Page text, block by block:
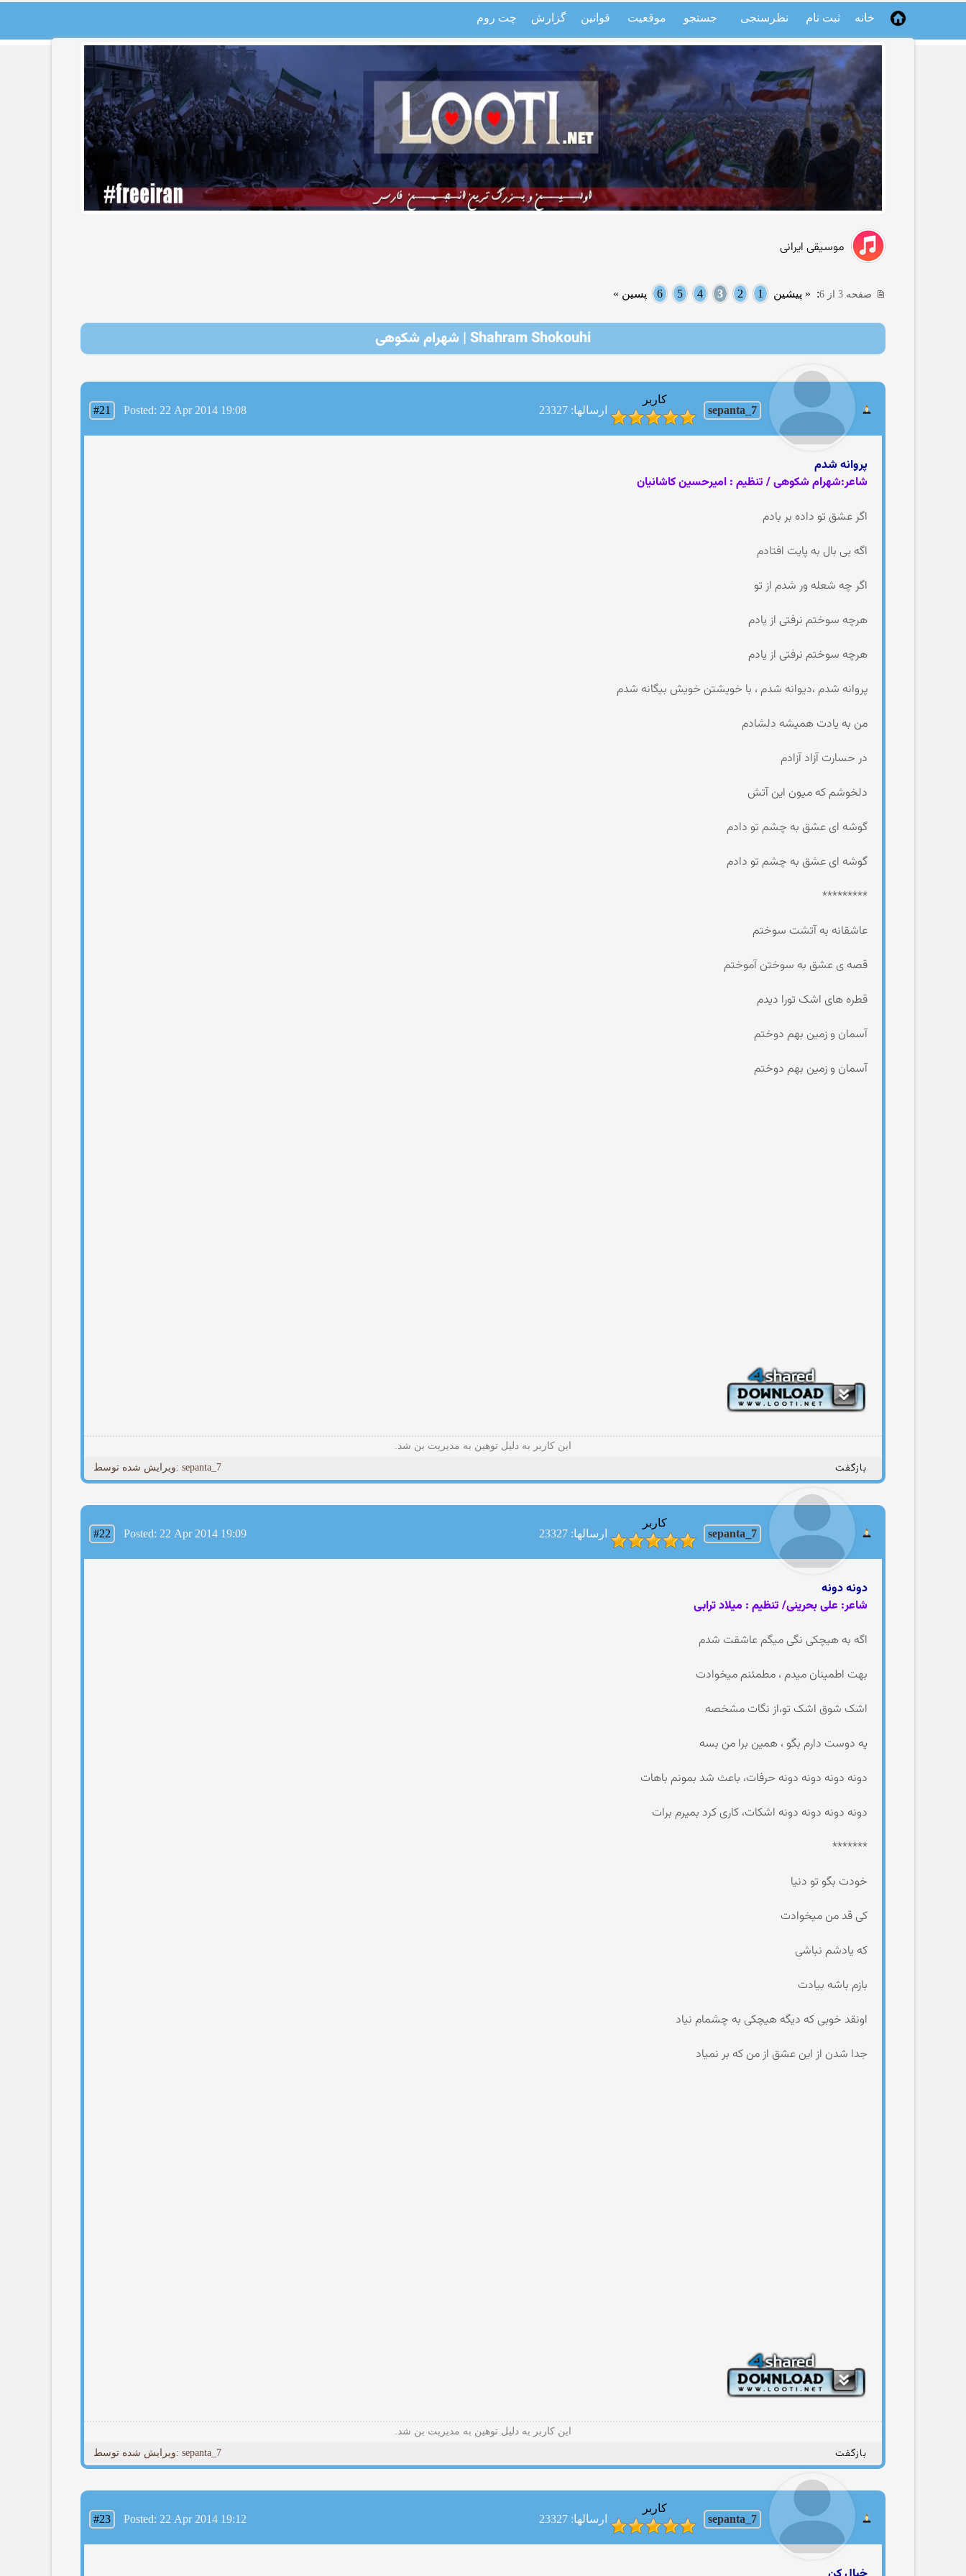
خانه ثبت نام نظرسنجی جستجو موقعیت قوانین گزارش چت روم
موسیقی ایرانی
صفحه 3 از 6 : « پیشین 1
2
3
4
5
6 پسین »
Shahram Shokouhi | شهرام شکوهی
sepanta_7
کاربر
ارسالها: 23327
#21 Posted: 22 Apr 2014 19:08
پروانه شدم
شاعر:شهرام شکوهی / تنظیم : امیرحسین کاشانیان
اگر عشق تو داده بر بادم
اگه بی بال به پایت افتادم
اگر چه شعله ور شدم از تو
هرچه سوختم نرفتی از یادم
هرچه سوختم نرفتی از یادم
پروانه شدم ،دیوانه شدم ، با خویشتن خویش بیگانه شدم
من به یادت همیشه دلشادم
در حسارت آزاد آزادم
دلخوشم که میون این آتش
گوشه ای عشق به چشم تو دادم
گوشه ای عشق به چشم تو دادم
*********
عاشقانه به آتشت سوختم
قصه ی عشق به سوختن آموختم
قطره های اشک تورا دیدم
آسمان و زمین بهم دوختم
آسمان و زمین بهم دوختم
این کاربر به دلیل توهین به مدیریت بن شد.
بازگفت ویرایش شده توسط: sepanta_7
sepanta_7
کاربر
ارسالها: 23327
#22 Posted: 22 Apr 2014 19:09
دونه دونه
شاعر: علی بحرینی/ تنظیم : میلاد ترابی
اگه به هیچکی نگی میگم عاشقت شدم
بهت اطمینان میدم ، مطمئنم میخوادت
اشک شوق اشک تو،از نگات مشخصه
یه دوست دارم بگو ، همین برا من بسه
دونه دونه دونه دونه حرفات، باعث شد بمونم باهات
دونه دونه دونه دونه اشکات، کاری کرد بمیرم برات
*******
خودت بگو تو دنیا
کی قد من میخوادت
که یادشم نباشی
بازم باشه بیادت
اونقد خوبی که دیگه هیچکی به چشمام نیاد
جدا شدن از این عشق از من که بر نمیاد
این کاربر به دلیل توهین به مدیریت بن شد.
بازگفت ویرایش شده توسط: sepanta_7
sepanta_7
کاربر
ارسالها: 23327
#23 Posted: 22 Apr 2014 19:12